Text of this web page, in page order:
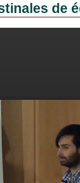
de